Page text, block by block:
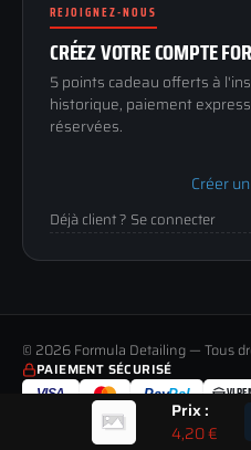
Prix :
4,20€
TOUS LES MODES DE LIVRAISON
MOYENS DE PAIEMENT ACCEPTÉS
JUSQU'À 60 JOURS POUR
Conditions générales
Mentions légales
Confidentialité
03 73 61 02 02
Lun-Ven
9h-12h / 14h-17h
REJOIGNEZ-NOUS
CRÉEZ VOTRE COMPTE
5 points cadeau offerts à
historique, paiement
réservées.
Créer
Déjà client ? Se connecter
PAIEMENT SÉCURISÉ
VISA PayPal
© 2026 Formula Detailing — Tous